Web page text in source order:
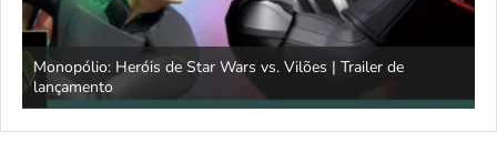
Monopólio: Heróis de Star Wars vs. Vilões | Trailer de
lançamento